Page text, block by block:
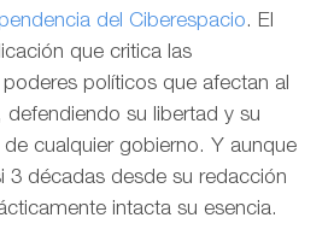
del Ciberespacio. El
que critica las
políticos que afectan al
defendiendo su libertad y su
cualquier gobierno. Y aunque
3 décadas desde su redacción
intacta su esencia.